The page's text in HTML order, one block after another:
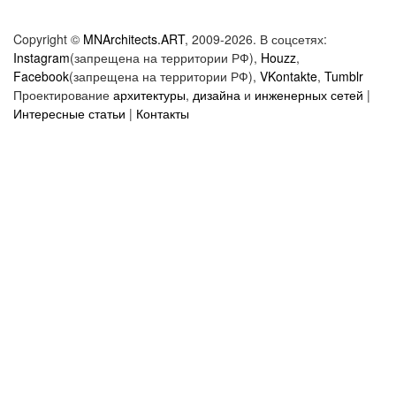
Copyright © MNArchitects.ART, 2009-2026. В соцсетях:
Instagram(запрещена на территории РФ), Houzz,
Facebook(запрещена на территории РФ), VKontakte, Tumblr
Проектирование архитектуры, дизайна и инженерных сетей |
Интересные статьи | Контакты